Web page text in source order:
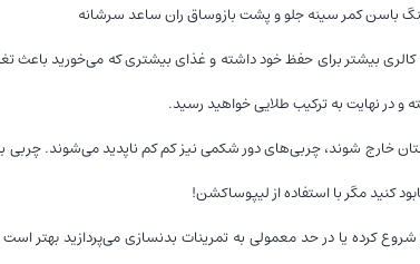
باسن کمر سینه جلو و پشت بازوساق ران ساعد سرشانه
بیشتر برای حفظ خود داشته و غذای بیشتری که می‌خورید باعث
و در نهایت به ترکیب طلایی خواهید رسید.
خارج شوند، چربی‌های دور شکمی نیز کم کم ناپدید می‌شوند.
کنید مگر با استفاده از لیپوساکشن!
شروع کرده یا در حد معمولی به تمرینات بدنسازی می‌پردازید بهتر